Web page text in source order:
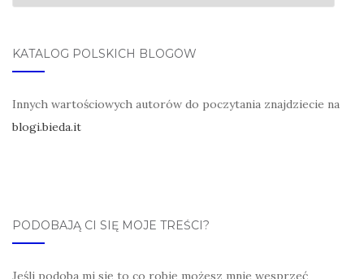
KATALOG POLSKICH BLOGÓW
Innych wartościowych autorów do poczytania znajdziecie na
blogi.bieda.it
PODOBAJĄ CI SIĘ MOJE TREŚCI?
Jeśli podoba mi się to co robię możesz mnie wesprzeć